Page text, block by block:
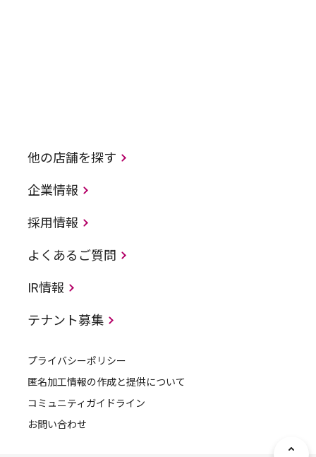
他の店舗を探す
企業情報
採用情報
よくあるご質問
IR情報
テナント募集
プライバシーポリシー
匿名加工情報の作成と提供について
コミュニティガイドライン
お問い合わせ